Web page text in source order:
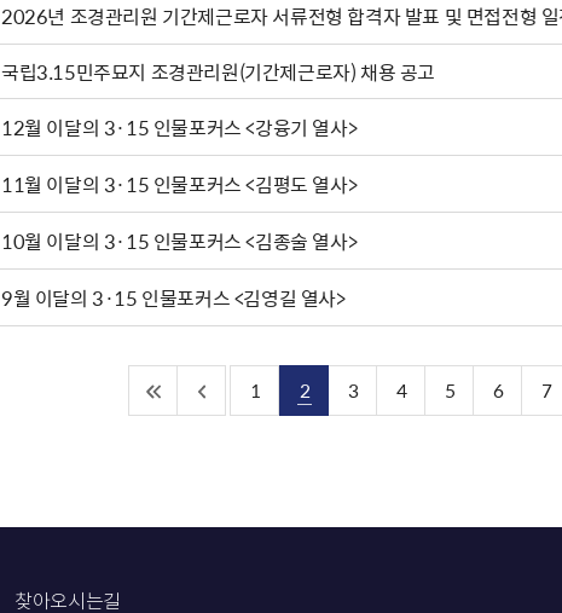
2026년 조경관리원 기간제근로자 서류전형 합격자 발표 및 면접전형
국립3.15민주묘지 조경관리원(기간제근로자) 채용 공고
12월 이달의 3·15 인물포커스 <강융기 열사>
11월 이달의 3·15 인물포커스 <김평도 열사>
10월 이달의 3·15 인물포커스 <김종술 열사>
9월 이달의 3·15 인물포커스 <김영길 열사>
1 2 3 4 5 6 7
찾아오시는길